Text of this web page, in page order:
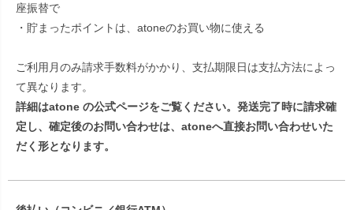
座振替で
・貯まったポイントは、atoneのお買い物に使える
ご利用月のみ請求手数料がかかり、支払期限日は支払方法によっ
て異なります。
詳細はatone の公式ページをご覧ください。発送完了時に請求確
定し、確定後のお問い合わせは、atoneへ直接お問い合わせいた
だく形となります。